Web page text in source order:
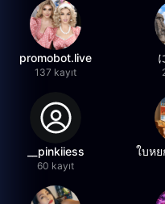
promobot.live
137 kayıt
__pinkiiess
60 kayıt
ใบห